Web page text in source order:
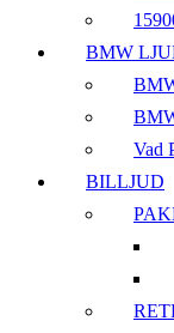
BMW
Vad
BILLJUD